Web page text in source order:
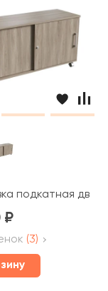
3 ящика
подкатная
(3)